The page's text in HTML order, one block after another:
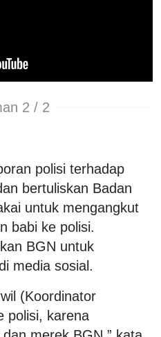
2 / 2
polisi terhadap
bertuliskan Badan
untuk mengangkut
babi ke polisi.
BGN untuk
media sosial.
(Koordinator
polisi, karena